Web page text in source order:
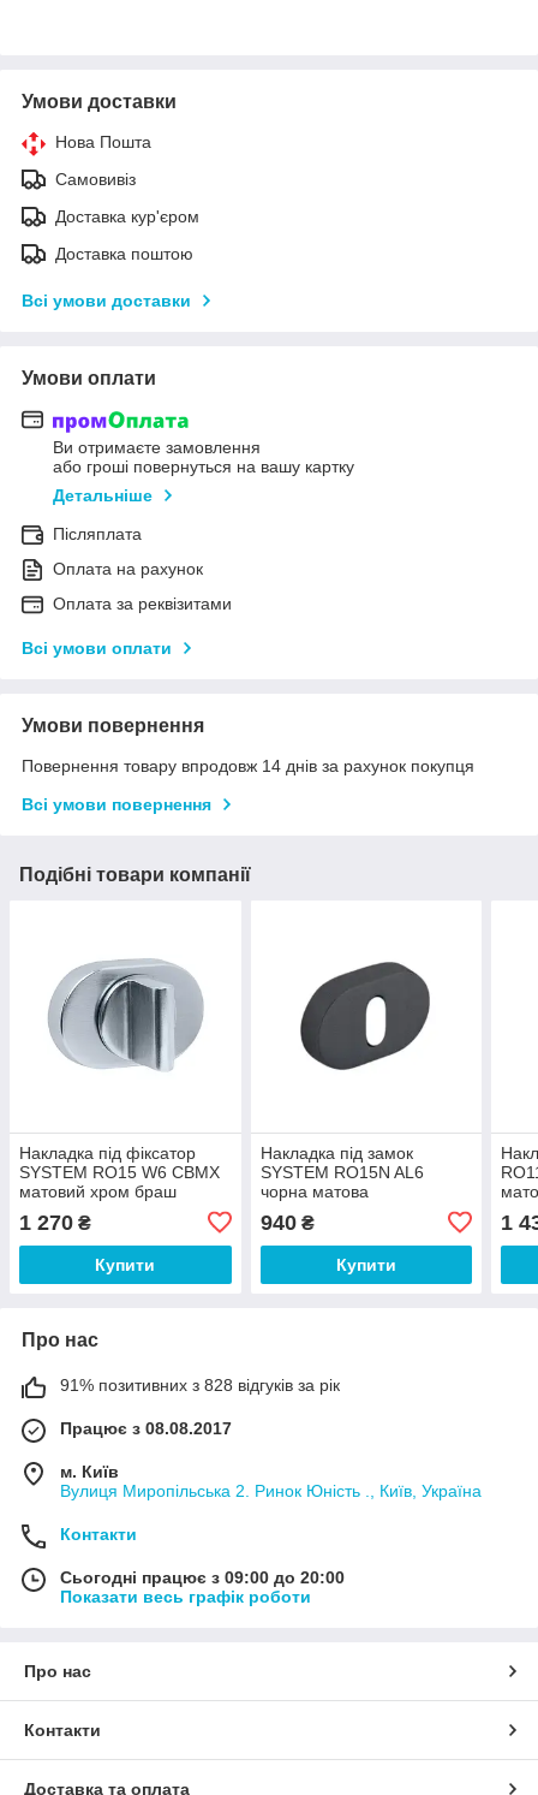
Умови доставки
Нова Пошта
Самовивіз
Доставка кур'єром
Доставка поштою
Всі умови доставки
Умови оплати
Ви отримаєте замовлення
або гроші повернуться на вашу картку
Детальніше
Післяплата
Оплата на рахунок
Оплата за реквізитами
Всі умови оплати
Умови повернення
Повернення товару впродовж 14 днів за рахунок покупця
Всі умови повернення
Подібні товари компанії
Накладка під фіксатор
SYSTEM RO15 W6 CBMX
матовий хром браш
1 270 ₴
Купити
Накладка під замок
SYSTEM RO15N AL6
чорна матова
940₴
Купити
1
Про нас
91% позитивних з 828 відгуків за рік
Працює з 08.08.2017
м. Київ
Вулиця Миропільська 2. Ринок Юність ., Київ, Україна
Контакти
Сьогодні працює з 09:00 до 20:00
Показати весь графік роботи
Про нас
Контакти
Доставка та оплата